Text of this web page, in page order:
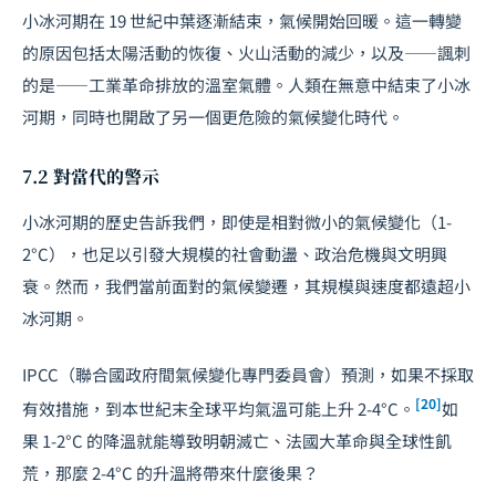
小冰河期在 19 世紀中葉逐漸結束，氣候開始回暖。這一轉變
的原因包括太陽活動的恢復、火山活動的減少，以及——諷刺
的是——工業革命排放的溫室氣體。人類在無意中結束了小冰
河期，同時也開啟了另一個更危險的氣候變化時代。
7.2 對當代的警示
小冰河期的歷史告訴我們，即使是相對微小的氣候變化（1-
2°C），也足以引發大規模的社會動盪、政治危機與文明興
衰。然而，我們當前面對的氣候變遷，其規模與速度都遠超小
冰河期。
IPCC（聯合國政府間氣候變化專門委員會）預測，如果不採取
有效措施，到本世紀末全球平均氣溫可能上升 2-4°C。 [20]如
果 1-2°C 的降溫就能導致明朝滅亡、法國大革命與全球性飢
荒，那麼 2-4°C 的升溫將帶來什麼後果？